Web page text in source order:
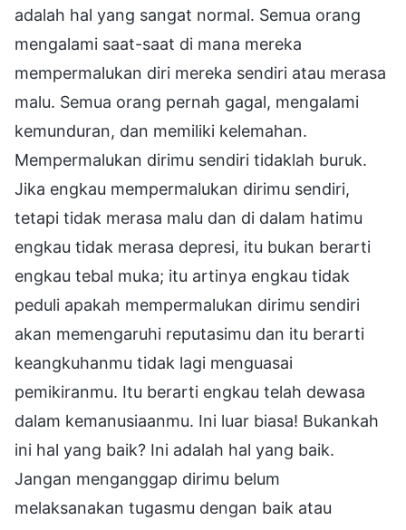
adalah hal yang sangat normal. Semua orang
mengalami saat-saat di mana mereka
mempermalukan diri mereka sendiri atau merasa
malu. Semua orang pernah gagal, mengalami
kemunduran, dan memiliki kelemahan.
Mempermalukan dirimu sendiri tidaklah buruk.
Jika engkau mempermalukan dirimu sendiri,
tetapi tidak merasa malu dan di dalam hatimu
engkau tidak merasa depresi, itu bukan berarti
engkau tebal muka; itu artinya engkau tidak
peduli apakah mempermalukan dirimu sendiri
akan memengaruhi reputasimu dan itu berarti
keangkuhanmu tidak lagi menguasai
pemikiranmu. Itu berarti engkau telah dewasa
dalam kemanusiaanmu. Ini luar biasa! Bukankah
ini hal yang baik? Ini adalah hal yang baik.
Jangan menganggap dirimu belum
melaksanakan tugasmu dengan baik atau